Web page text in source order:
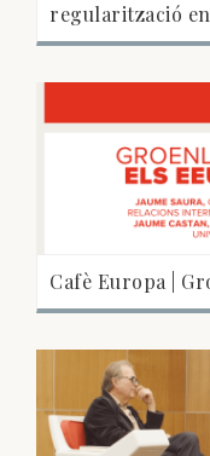
regularització
Cafè Europa |